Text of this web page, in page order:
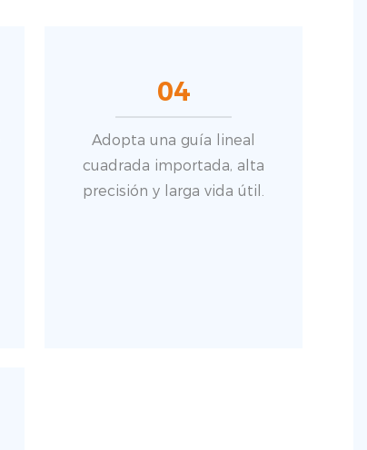
04
Adopta una guía lineal
cuadrada importada, alta
precisión y larga vida útil.